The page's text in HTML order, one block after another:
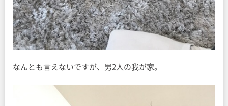
なんとも言えないですが、男2人の我が家。